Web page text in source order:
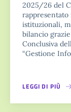
2025/26 del
istituzionali,
bilancio
Conclusiva
“Gestione
LEGGI DI PIÙ